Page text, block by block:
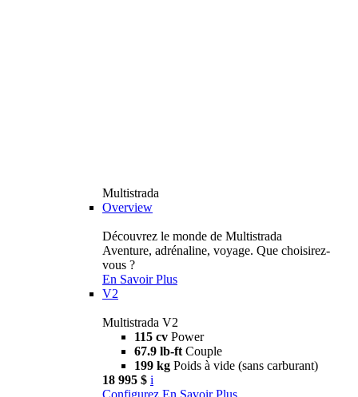
Multistrada
Overview
Découvrez le monde de Multistrada
Aventure, adrénaline, voyage. Que choisirez-
vous ?
En Savoir Plus
V2
Multistrada V2
115 cv Power
67.9 lb-ft Couple
199 kg Poids à vide (sans carburant)
18 995 $ i
Configurez En Savoir Plus